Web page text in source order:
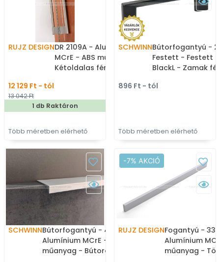
RUJZ DESIGNDR 2109A - Alumínium
MCrE - ABS műanyag -
Kétoldalas fém fogantyú
12 129 Ft - tól
13 042 Ft
1 db Raktáron
Több méretben elérhető
SCHWINNBútorfogantyú -
Festett - Festett
BlackL - Zamak
gyártott színes
896 Ft - tól
Több méretben elérhető
SCHWINNBútorfogantyú - 4394 -
Alumínium MCrE - ABS
műanyag - Bútorajtó
-7% AKCIÓ
RUJZ DESIGNFogantyú -
Alumínium
műanyag -